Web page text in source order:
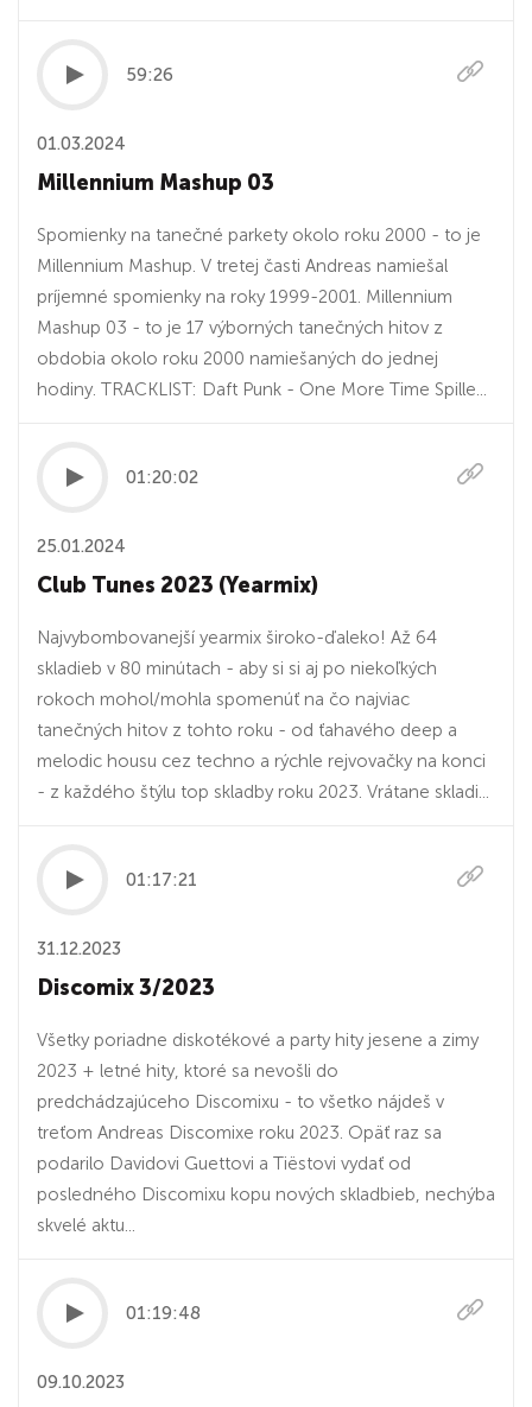
59:26
01.03.2024
Millennium Mashup 03
Spomienky na tanečné parkety okolo roku 2000 - to je
Millennium Mashup. V tretej časti Andreas namiešal
príjemné spomienky na roky 1999-2001. Millennium
Mashup 03 - to je 17 výborných tanečných hitov z
obdobia okolo roku 2000 namiešaných do jednej
hodiny. TRACKLIST: Daft Punk - One More Time Spille...
01:20:02
25.01.2024
Club Tunes 2023 (Yearmix)
Najvybombovanejší yearmix široko-ďaleko! Až 64
skladieb v 80 minútach - aby si si aj po niekoľkých
rokoch mohol/mohla spomenúť na čo najviac
tanečných hitov z tohto roku - od ťahavého deep a
melodic housu cez techno a rýchle rejvovačky na konci
- z každého štýlu top skladby roku 2023. Vrátane skladi...
01:17:21
31.12.2023
Discomix 3/2023
Všetky poriadne diskotékové a party hity jesene a zimy
2023 + letné hity, ktoré sa nevošli do
predchádzajúceho Discomixu - to všetko nájdeš v
treťom Andreas Discomixe roku 2023. Opäť raz sa
podarilo Davidovi Guettovi a Tiëstovi vydať od
posledného Discomixu kopu nových skladbieb, nechýba
skvelé aktu...
01:19:48
09.10.2023